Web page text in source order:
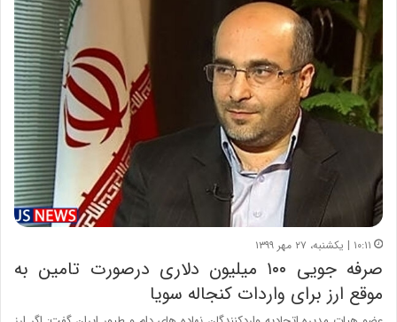
۱۰:۱۱ | یکشنبه، ۲۷ مهر ۱۳۹۹
صرفه جویی ۱۰۰ میلیون دلاری درصورت تامین به
موقع ارز برای واردات کنجاله سویا